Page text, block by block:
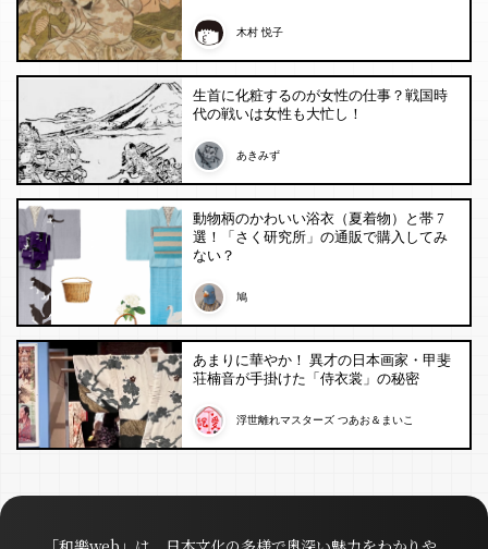
木村 悦子
生首に化粧するのが女性の仕事？戦国時
代の戦いは女性も大忙し！
あきみず
動物柄のかわいい浴衣（夏着物）と帯 7
選！「さく研究所」の通販で購入してみ
ない？
鳩
あまりに華やか！ 異才の日本画家・甲斐
荘楠音が手掛けた「侍衣裳」の秘密
浮世離れマスターズ つあお＆まいこ